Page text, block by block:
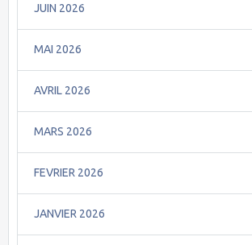
JUIN 2026
MAI 2026
AVRIL 2026
MARS 2026
FEVRIER 2026
JANVIER 2026